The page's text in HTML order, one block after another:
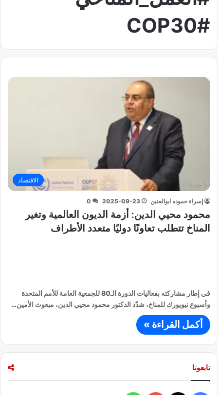
#COP30
الاقتصاد
إسراء حموده ابوالعنين 2025-09-23
0
محمود محيي الدين: أزمة الديون العالمية وتغير
المناخ تتطلب تعاونًا دوليًا متعدد الأطراف
في إطار مشاركته بفعاليات الدورة الـ80 للجمعية العامة للأمم المتحدة
وأسبوع نيويورك للمناخ، شدّد الدكتور محمود محيي الدين، مبعوث الأمين…
أكمل القراءة »
تابعونا